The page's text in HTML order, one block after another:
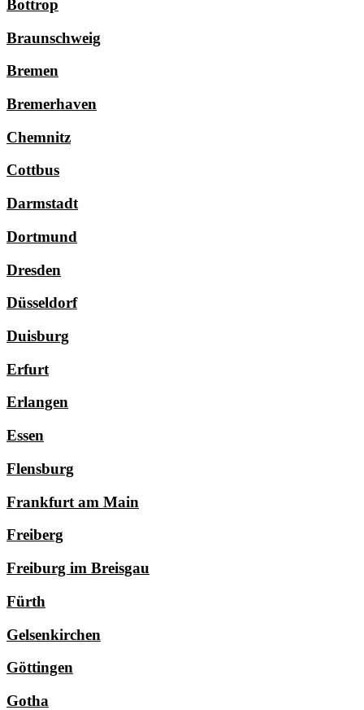
Bottrop
Braunschweig
Bremen
Bremerhaven
Chemnitz
Cottbus
Darmstadt
Dortmund
Dresden
Düsseldorf
Duisburg
Erfurt
Erlangen
Essen
Flensburg
Frankfurt am Main
Freiberg
Freiburg im Breisgau
Fürth
Gelsenkirchen
Göttingen
Gotha